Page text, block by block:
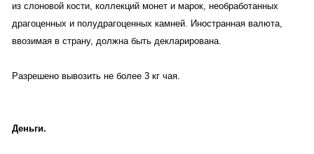
из слоновой кости, коллекций монет и марок, необработанных
драгоценных и полудрагоценных камней. Иностранная валюта,
ввозимая в страну, должна быть декларирована.
Разрешено вывозить не более 3 кг чая.
Деньги.